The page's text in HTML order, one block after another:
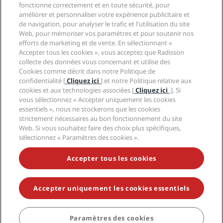
Hôtels adaptés aux sportifs
Hôtels adaptés aux Familles
Santé et sécurité
Carrières RHG
Carrières PPHE
Carrières EHL
The Club by RHG
Opportunités de développement
Entreprise responsable
Approvisionnement
Centre de confidentialité
Mentions légales
Conditions générales Radisson Rewards
Contrat d’utilisation du site
Accessibilité numérique
Déclaration sur l’esclavage moderne
Aide
Avis aux consommateurs
Contact
FAQ
Plan du site
Médias sociaux
Marques Radisson Hotels
NE MANQUEZ AUCUNE DE NOS OFFRES LES PLUS
POPULAIRES
© 2026 Radisson Hotel Group.Tous droits réservés. RHG Radisson
Hotel Group, Radisson, Radisson RED, Radisson Blu, Radisson Collection,
Radisson Individuals, Park Plaza, Park Inn, Country Inn & Suites, Prize by
Radisson, Radisson Rewards, et Radisson Meetings sont des marques
déposées de Radisson Hotel Group.
fonctionne correctement et en toute sécurité, pour
améliorer et personnaliser votre expérience publicitaire et
de navigation, pour analyser le trafic et l'utilisation du site
Web, pour mémoriser vos paramètres et pour soutenir nos
efforts de marketing et de vente. En sélectionnant «
Accepter tous les cookies », vous acceptez que Radisson
collecte des données vous concernant et utilise des
Cookies comme décrit dans notre Politique de
confidentialité [Cliquez ici] et notre Politique relative aux
cookies et aux technologies associées [Cliquez ici .]. Si
vous sélectionnez « Accepter uniquement les cookies
essentiels », nous ne stockerons que les cookies
strictement nécessaires au bon fonctionnement du site
Web. Si vous souhaitez faire des choix plus spécifiques,
sélectionnez « Paramètres des cookies ».
Accepter tous les cookies
Accepter uniquement les cookies essentiels
Paramètres des cookies